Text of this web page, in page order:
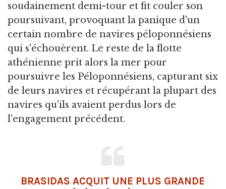
soudainement demi-tour et fit couler son
poursuivant, provoquant la panique d'un
certain nombre de navires péloponnésiens
qui s'échouèrent. Le reste de la flotte
athénienne prit alors la mer pour
poursuivre les Péloponnésiens, capturant six
de leurs navires et récupérant la plupart des
navires qu'ils avaient perdus lors de
l'engagement précédent.
BRASIDAS ACQUIT UNE PLUS GRANDE